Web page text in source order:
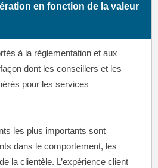
en fonction de la valeur
à la règlementation et aux
dont les conseillers et les
pour les services
les plus importants sont
dans le comportement, les
la clientèle. L’expérience client